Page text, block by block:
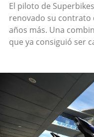
El piloto de
renovado su contrato
años más. Una
que ya consiguió ser